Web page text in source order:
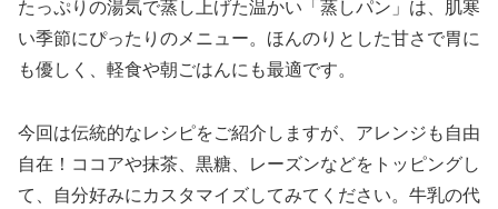
たっぷりの湯気で蒸し上げた温かい「蒸しパン」は、肌寒
い季節にぴったりのメニュー。ほんのりとした甘さで胃に
も優しく、軽食や朝ごはんにも最適です。
今回は伝統的なレシピをご紹介しますが、アレンジも自由
自在！ココアや抹茶、黒糖、レーズンなどをトッピングし
て、自分好みにカスタマイズしてみてください。牛乳の代